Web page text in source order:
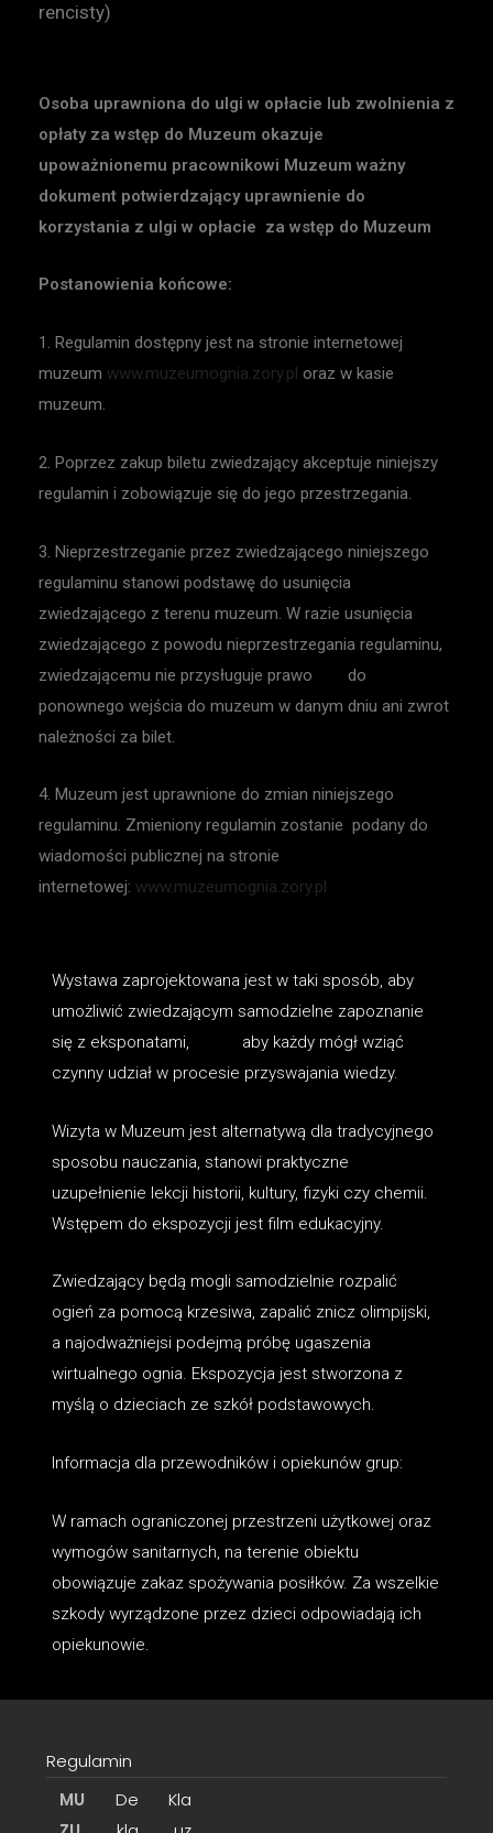
rencisty)
Osoba uprawniona do ulgi w opłacie lub zwolnienia z
opłaty za wstęp do Muzeum okazuje
upoważnionemu pracownikowi Muzeum ważny
dokument potwierdzający uprawnienie do
korzystania z ulgi w opłacie za wstęp do Muzeum
Postanowienia końcowe:
1. Regulamin dostępny jest na stronie internetowej
muzeum www.muzeumognia.zory.pl oraz w kasie
muzeum.
2. Poprzez zakup biletu zwiedzający akceptuje niniejszy
regulamin i zobowiązuje się do jego przestrzegania.
3. Nieprzestrzeganie przez zwiedzającego niniejszego
regulaminu stanowi podstawę do usunięcia
zwiedzającego z terenu muzeum. W razie usunięcia
zwiedzającego z powodu nieprzestrzegania regulaminu,
zwiedzającemu nie przysługuje prawo do
ponownego wejścia do muzeum w danym dniu ani zwrot
należności za bilet.
4. Muzeum jest uprawnione do zmian niniejszego
regulaminu. Zmieniony regulamin zostanie podany do
wiadomości publicznej na stronie
internetowej: www.muzeumognia.zory.pl
Wystawa zaprojektowana jest w taki sposób, aby
umożliwić zwiedzającym samodzielne zapoznanie
się z eksponatami, aby każdy mógł wziąć
czynny udział w procesie przyswajania wiedzy.
Wizyta w Muzeum jest alternatywą dla tradycyjnego
sposobu nauczania, stanowi praktyczne
uzupełnienie lekcji historii, kultury, fizyki czy chemii.
Wstępem do ekspozycji jest film edukacyjny.
Zwiedzający będą mogli samodzielnie rozpalić
ogień za pomocą krzesiwa, zapalić znicz olimpijski,
a najodważniejsi podejmą próbę ugaszenia
wirtualnego ognia. Ekspozycja jest stworzona z
myślą o dzieciach ze szkół podstawowych.
Informacja dla przewodników i opiekunów grup:
W ramach ograniczonej przestrzeni użytkowej oraz
wymogów sanitarnych, na terenie obiektu
obowiązuje zakaz spożywania posiłków. Za wszelkie
szkody wyrządzone przez dzieci odpowiadają ich
opiekunowie.
Regulamin
MU
De
Kla